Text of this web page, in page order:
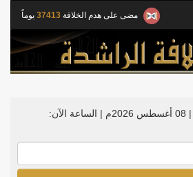
مضى على هدم الخلافة 37413 يوماً
الساعة الآن: